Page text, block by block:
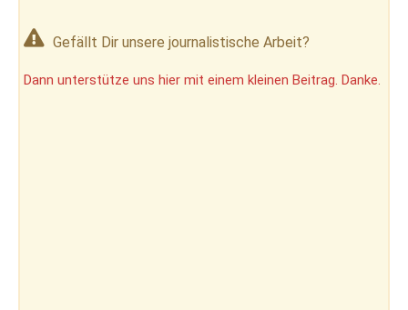
Gefällt Dir unsere journalistische Arbeit?
Dann unterstütze uns hier mit einem kleinen Beitrag. Danke.